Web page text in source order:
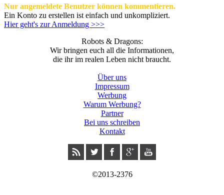
Nur angemeldete Benutzer können kommentieren.
Ein Konto zu erstellen ist einfach und unkompliziert.
Hier geht's zur Anmeldung >>>
Robots & Dragons:
Wir bringen euch all die Informationen,
die ihr im realen Leben nicht braucht.
Über uns
Impressum
Werbung
Warum Werbung?
Partner
Bei uns schreiben
Kontakt
©2013-2376